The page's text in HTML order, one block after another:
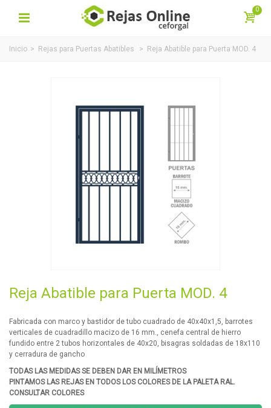
0
Inicio > Rejas para Puertas Abatibles > Reja Abatible para Puerta MOD. 4
Reja Abatible para Puerta MOD. 4
Fabricada con marco y bastidor de tubo cuadrado de 40x40x1,5, barrotes
verticales de cuadradillo macizo de 16 mm., cenefa central de hierro
fundido entre 2 tubos horizontales de 40x20, bisagras soldadas de 18x110
y cerradura de gancho
TODAS LAS MEDIDAS SE DEBEN DAR EN MILÍMETROS
PINTAMOS LAS REJAS EN TODOS LOS COLORES DE LA PALETA RAL.
CONSULTAR COLORES